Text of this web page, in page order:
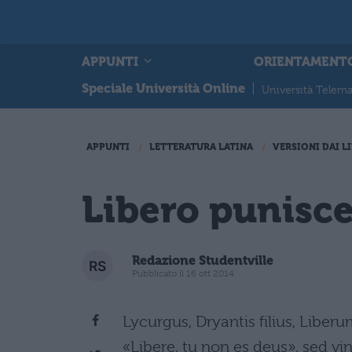
APPUNTI
Speciale Università Online
Università
APPUNTI LETTERATURA LATINA VERSIONI DAI
Libero
Redazione Studentville
Pubblicato il 16 ott 2014
Lycurgus, Dryantis filius,
«Libere, tu non es deus», sed